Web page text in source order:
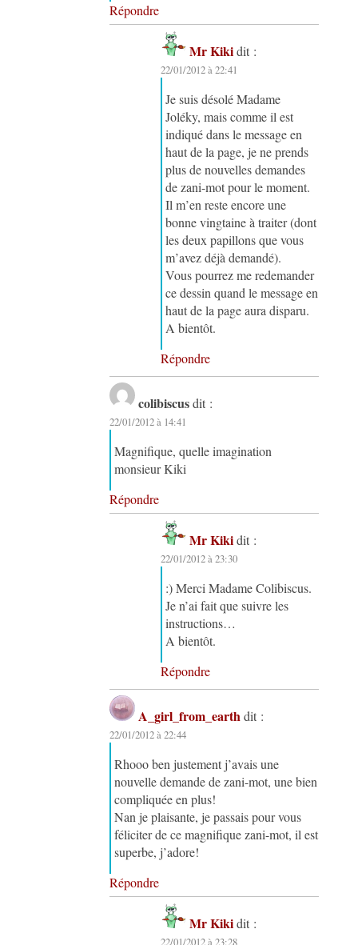
Répondre
Mr Kiki dit :
22/01/2012 à 22:41
Je suis désolé Madame
Joléky, mais comme il est
indiqué dans le message en
haut de la page, je ne prends
plus de nouvelles demandes
de zani-mot pour le moment.
Il m’en reste encore une
bonne vingtaine à traiter (dont
les deux papillons que vous
m’avez déjà demandé).
Vous pourrez me redemander
ce dessin quand le message en
haut de la page aura disparu.
A bientôt.
Répondre
colibiscus dit :
22/01/2012 à 14:41
Magnifique, quelle imagination
monsieur Kiki
Répondre
Mr Kiki dit :
22/01/2012 à 23:30
:) Merci Madame Colibiscus.
Je n’ai fait que suivre les
instructions…
A bientôt.
Répondre
A_girl_from_earth dit :
22/01/2012 à 22:44
Rhooo ben justement j’avais une
nouvelle demande de zani-mot, une bien
compliquée en plus!
Nan je plaisante, je passais pour vous
féliciter de ce magnifique zani-mot, il est
superbe, j’adore!
Répondre
Mr Kiki dit :
22/01/2012 à 23:28